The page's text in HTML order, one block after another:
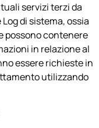
servizi terzi da
di sistema, ossia
possono contenere
in relazione al
essere richieste in
utilizzando